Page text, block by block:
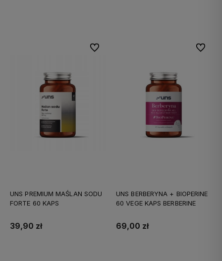
UNS PREMIUM MAŚLAN SODU
FORTE 60 KAPS
39,90 zł
Do ulubionych
UNS BERBERYNA + BIOPERINE
60 VEGE KAPS BERBERINE
69,00 zł
Do